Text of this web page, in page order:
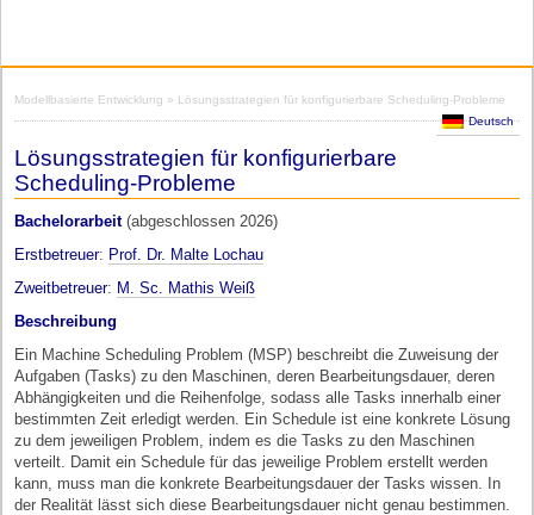
Modellbasierte Entwicklung » Lösungsstrategien für konfigurierbare Scheduling-Probleme
Deutsch
Lösungsstrategien für konfigurierbare
Scheduling-Probleme
Bachelorarbeit(abgeschlossen 2026)
Erstbetreuer: Prof. Dr. Malte Lochau
Zweitbetreuer: M. Sc. Mathis Weiß
Beschreibung
Ein Machine Scheduling Problem (MSP) beschreibt die Zuweisung der
Aufgaben (Tasks) zu den Maschinen, deren Bearbeitungsdauer, deren
Abhängigkeiten und die Reihenfolge, sodass alle Tasks innerhalb einer
bestimmten Zeit erledigt werden. Ein Schedule ist eine konkrete Lösung
zu dem jeweiligen Problem, indem es die Tasks zu den Maschinen
verteilt. Damit ein Schedule für das jeweilige Problem erstellt werden
kann, muss man die konkrete Bearbeitungsdauer der Tasks wissen. In
der Realität lässt sich diese Bearbeitungsdauer nicht genau bestimmen.